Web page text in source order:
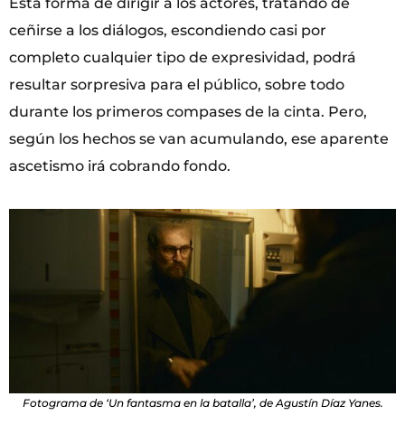
ceñirse a los diálogos, escondiendo casi por
completo cualquier tipo de expresividad, podrá
resultar sorpresiva para el público, sobre todo
durante los primeros compases de la cinta. Pero,
según los hechos se van acumulando, ese aparente
ascetismo irá cobrando fondo.
Fotograma de ‘Un fantasma en la batalla’, de Agustín Díaz Yanes.